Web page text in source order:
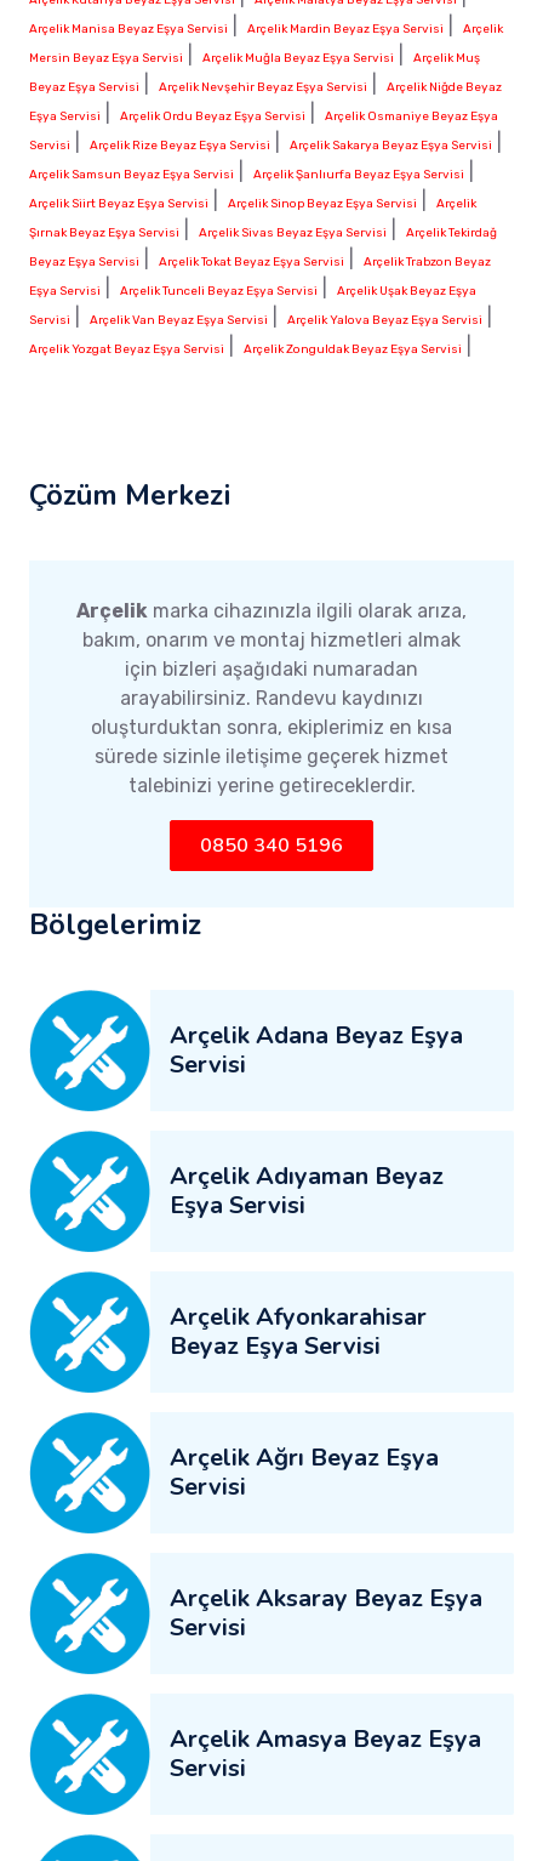
Arçelik Manisa Beyaz Eşya Servisi Arçelik Mardin Beyaz Eşya Servisi
Arçelik
Mersin Beyaz Eşya Servisi
Arçelik Muğla Beyaz Eşya Servisi
Arçelik Muş
Beyaz Eşya Servisi
Arçelik Nevşehir Beyaz Eşya Servisi
Arçelik Niğde Beyaz
Eşya Servisi
Arçelik Ordu Beyaz Eşya Servisi
Arçelik Osmaniye Beyaz Eşya
Servisi
Arçelik Rize Beyaz Eşya Servisi Arçelik Sakarya Beyaz Eşya Servisi
Arçelik Samsun Beyaz Eşya Servisi Arçelik Şanlıurfa Beyaz Eşya Servisi
Arçelik Siirt Beyaz Eşya Servisi Arçelik Sinop Beyaz Eşya Servisi
Arçelik
Şırnak Beyaz Eşya Servisi
Arçelik Sivas Beyaz Eşya Servisi
Arçelik Tekirdağ
Beyaz Eşya Servisi
Arçelik Tokat Beyaz Eşya Servisi
Arçelik Trabzon Beyaz
Eşya Servisi
Arçelik Tunceli Beyaz Eşya Servisi
Arçelik Uşak Beyaz Eşya
Servisi
Arçelik Van Beyaz Eşya Servisi Arçelik Yalova Beyaz Eşya Servisi
Arçelik Yozgat Beyaz Eşya Servisi Arçelik Zonguldak Beyaz Eşya Servisi
Çözüm Merkezi
Arçelik marka cihazınızla ilgili olarak arıza,
bakım, onarım ve montaj hizmetleri almak
için bizleri aşağıdaki numaradan
arayabilirsiniz. Randevu kaydınızı
oluşturduktan sonra, ekiplerimiz en kısa
sürede sizinle iletişime geçerek hizmet
talebinizi yerine getireceklerdir.
0850 340 5196
Bölgelerimiz
Arçelik Adana Beyaz Eşya
Servisi
Arçelik Adıyaman Beyaz
Eşya Servisi
Arçelik Afyonkarahisar
Beyaz Eşya Servisi
Arçelik Ağrı Beyaz Eşya
Servisi
Arçelik Aksaray Beyaz Eşya
Servisi
Arçelik Amasya Beyaz Eşya
Servisi